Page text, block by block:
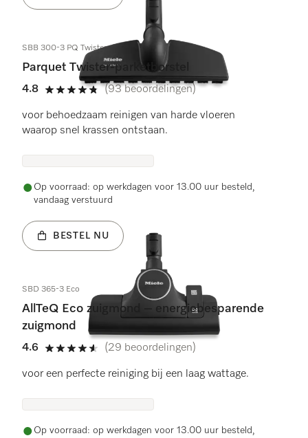
SBB 300-3 PQ Twister
Parquet Twister-parketborstel
4.8
4.8 sterren op 5
(93 beoordelingen)
voor behoedzaam reinigen van harde vloeren
waarop snel krassen ontstaan.
Op voorraad: op werkdagen voor 13.00 uur besteld,
vandaag verstuurd
BESTEL NU
SBD 365-3 Eco
AllTeQ Eco zuigmond – energiebesparende
zuigmond
4.6
4.6 sterren op 5
(29 beoordelingen)
voor een perfecte reiniging bij een laag wattage.
Op voorraad: op werkdagen voor 13.00 uur besteld,